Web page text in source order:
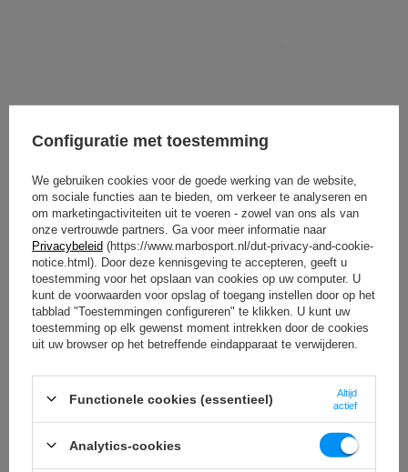
OM TE DOWNLOADEN
Configuratie met toestemming
We gebruiken cookies voor de goede werking van de website,
om sociale functies aan te bieden, om verkeer te analyseren en
om marketingactiviteiten uit te voeren - zowel van ons als van
onze vertrouwde partners. Ga voor meer informatie naar
Privacybeleid (https://www.marbosport.nl/dut-privacy-and-cookie-
notice.html). Door deze kennisgeving te accepteren, geeft u
toestemming voor het opslaan van cookies op uw computer. U
kunt de voorwaarden voor opslag of toegang instellen door op het
tabblad "Toestemmingen configureren" te klikken. U kunt uw
toestemming op elk gewenst moment intrekken door de cookies
uit uw browser op het betreffende eindapparaat te verwijderen.
Functionele cookies (essentieel)
Altijd
actief
Analytics-cookies